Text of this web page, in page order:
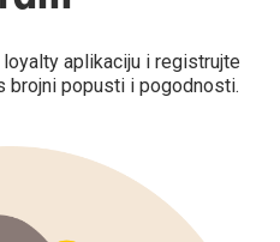
aplikaciju i registrujte
brojni popusti i pogodnosti.